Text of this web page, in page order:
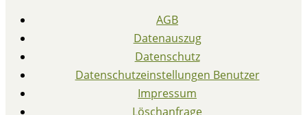
AGB
Datenauszug
Datenschutz
Datenschutzeinstellungen Benutzer
Impressum
Löschanfrage